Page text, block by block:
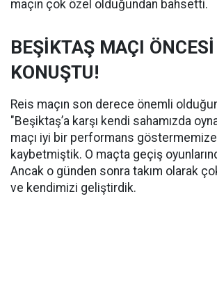
maçın çok özel olduğundan bahsetti.
BEŞİKTAŞ MAÇI ÖNCESİ
KONUŞTU!
Reis maçın son derece önemli
"Beşiktaş’a karşı kendi sahamızda
maçı iyi bir performans
kaybetmiştik. O maçta geçiş
Ancak o günden sonra takım olarak
ve kendimizi geliştirdik.